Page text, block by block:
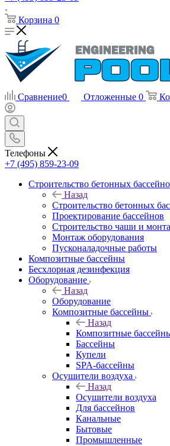
Корзина 0
Сравнение0 Отложенные 0
Телефоны
+7 (495) 859-23-09
Строительство бетонных
Назад
Строительство бетонных
Проектирование бассейнов
Строительство чаши и
Монтаж оборудования
Пусконаладочные работы
Композитные бассейны
Бесхлорная дезинфекция
Оборудование
Назад
Оборудование
Композитные бассейны
Назад
Композитные
Бассейны
Купели
SPA-бассейны
Осушители воздуха
Назад
Осушители воздуха
Для бассейнов
Канальные
Бытовые
Промышленные